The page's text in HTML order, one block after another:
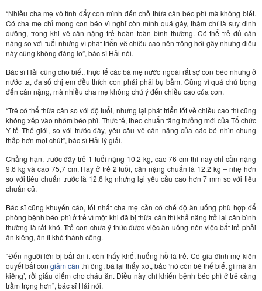
“Nhiều cha mẹ vô tình đẩy con mình đến chỗ thừa cân béo phì mà không biết.
Có cha mẹ chỉ mong con béo vì nghĩ còn mình quá gầy, thậm chí là suy dinh
dưỡng, trong khi về cân nặng trẻ hoàn toàn bình thường. Có thể trẻ đủ cân
nặng so với tuổi nhưng vì phát triển về chiều cao nên trông hơi gầy nhưng điều
này cũng không đáng lo”, bác sĩ Hải nói.
Bác sĩ Hải cũng cho biết, thực tế các bà mẹ nước ngoài rất sợ con béo nhưng ở
nước ta, đa số chị em đều thích con phải phải bụ bẫm. Cũng vì quá chú trọng
đến cân nặng, mà nhiều cha mẹ không chú ý đến chiều cao của con.
“Trẻ có thể thừa cân so với độ tuổi, nhưng lại phát triển tốt về chiều cao thì cũng
không xếp vào nhóm béo phì. Thực tế, theo chuẩn tăng trưởng mới của Tổ chức
Y tế Thế giới, so với trước đây, yêu cầu về cân nặng của các bé nhìn chung
thấp hơn một chút”, bác sĩ Hải lý giải.
Chẳng hạn, trước đây trẻ 1 tuổi nặng 10,2 kg, cao 76 cm thì nay chỉ cần nặng
9,6 kg và cao 75,7 cm. Hay ở trẻ 2 tuổi, cân nặng chuẩn là 12,2 kg – nhẹ hơn
so với tiêu chuẩn trước là 12,6 kg nhưng lại yêu cầu cao hơn 7 mm so với tiêu
chuẩn cũ.
Bác sĩ cũng khuyến cáo, tốt nhất cha mẹ cần có chế độ ăn uống phù hợp để
phòng bệnh béo phì ở trẻ vì một khi đã bị thừa cân thì khả năng trở lại cân bình
thường là rất khó. Trẻ con chưa ý thức được việc ăn uống nên việc bắt trẻ phải
ăn kiêng, ăn ít khó thành công.
“Đến người lớn bị bắt ăn ít còn thấy khổ, huống hồ là trẻ. Có gia đình mẹ kiên
quyết bắt congiảm cân thì ông, bà lại thấy xót, bảo ‘nó còn bé thế biết gì mà ăn
kiêng’, rồi giấu diếm cho cháu ăn. Điều này chỉ khiến bệnh béo phì ở trẻ càng
trầm trọng hơn”, bác sĩ Hải nói.